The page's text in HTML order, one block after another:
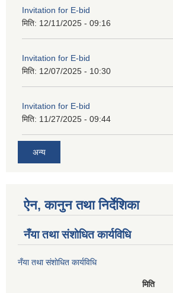
Invitation for E-bid
मिति: 12/11/2025 - 09:16
Invitation for E-bid
मिति: 12/07/2025 - 10:30
Invitation for E-bid
मिति: 11/27/2025 - 09:44
अन्य
ऐन, कानुन तथा निर्देशिका
नँया तथा स‌ंशाेधित कार्यविधि
नँया तथा स‌ंशाेधित कार्यविधि
मिति